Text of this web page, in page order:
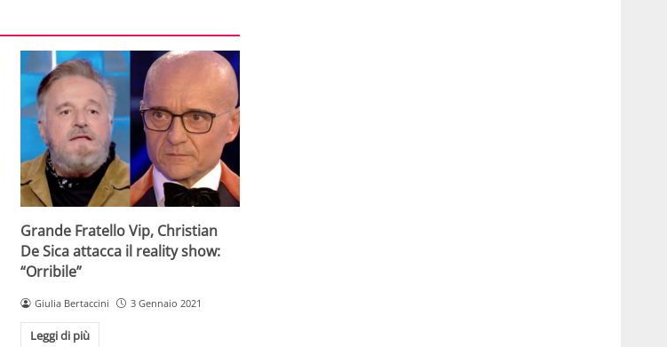
Grande Fratello Vip, Christian
De Sica attacca il reality show:
“Orribile”
Giulia Bertaccini 3 Gennaio 2021
Leggi di più